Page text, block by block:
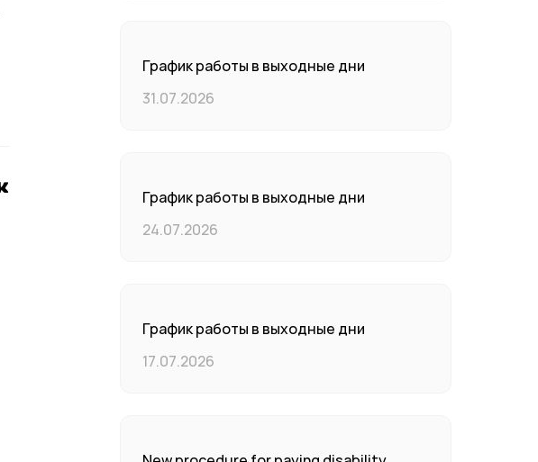
График работы в выходные дни
31.07.2026
График работы в выходные дни
24.07.2026
График работы в выходные дни
17.07.2026